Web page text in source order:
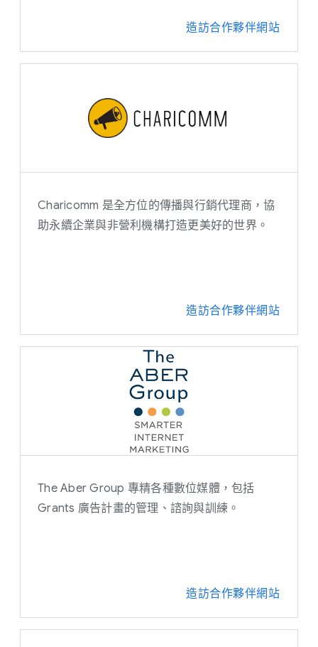
造訪合作夥伴網站
Charicomm 是全方位的傳播與行銷代理商，協
助永續企業與非營利機構打造更美好的世界。
造訪合作夥伴網站
The Aber Group 專精各種數位媒體，包括
Grants 廣告計畫的管理、諮詢與訓練。
造訪合作夥伴網站